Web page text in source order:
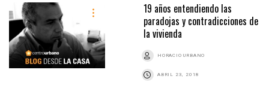
19 años entendiendo las
paradojas y contradicciones de
la vivienda
HORACIO URBANO
ABRIL 23, 2018